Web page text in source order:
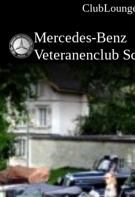
Mercedes-Benz
Veteranenclub